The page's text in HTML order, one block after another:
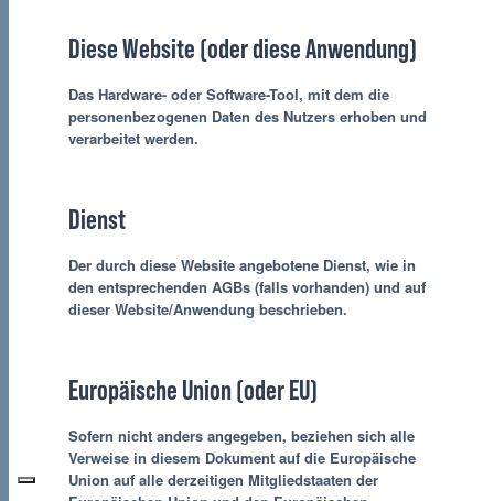
Diese Website (oder diese Anwendung)
Das Hardware- oder Software-Tool, mit dem die
personenbezogenen Daten des Nutzers erhoben und
verarbeitet werden.
Dienst
Der durch diese Website angebotene Dienst, wie in
den entsprechenden AGBs (falls vorhanden) und auf
dieser Website/Anwendung beschrieben.
Europäische Union (oder EU)
Sofern nicht anders angegeben, beziehen sich alle
Verweise in diesem Dokument auf die Europäische
Union auf alle derzeitigen Mitgliedstaaten der